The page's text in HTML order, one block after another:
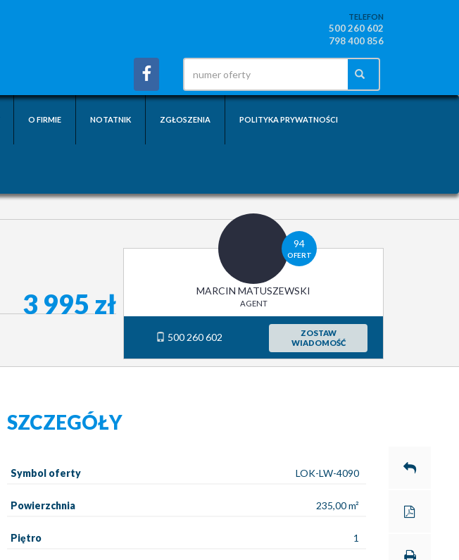
TELEFON
500 260 602
798 400 856
O FIRMIE NOTATNIK ZGŁOSZENIA POLITYKA PRYWATNOŚCI
3 995 zł
94
OFERT
MARCIN MATUSZEWSKI
AGENT
500 260 602
ZOSTAW
WIADOMOŚĆ
SZCZEGÓŁY
Symbol oferty LOK-LW-4090
Powierzchnia 235,00 m²
Piętro 1